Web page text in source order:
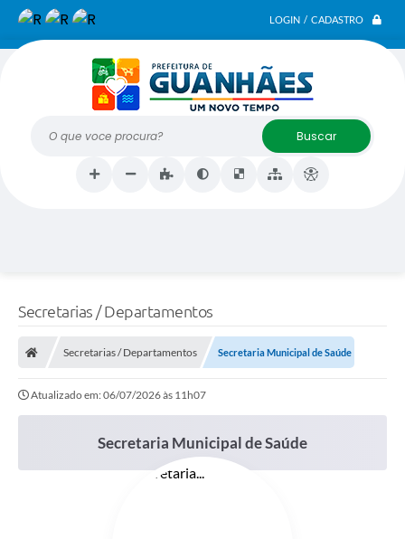
LOGIN / CADASTRO
O que voce procura?
Secretarias / Departamentos
Secretarias / Departamentos Secretaria Municipal de Saúde
Atualizado em: 06/07/2026 às 11h07
Secretaria Municipal de Saúde